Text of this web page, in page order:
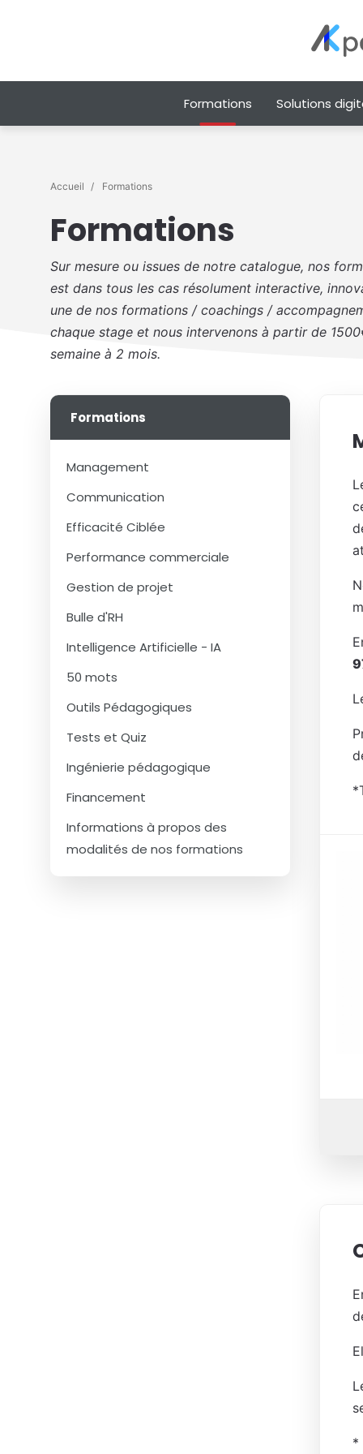
Formations Solutions
Accueil Formations
Formations
Sur mesure ou issues de notre catalogue, nos
est dans tous les cas résolument interactive,
une de nos formations / coachings /
chaque stage et nous intervenons à partir de
semaine à 2 mois.
Formations
Management
Communication
Efficacité Ciblée
Performance commerciale
Gestion de projet
Bulle d'RH
Intelligence Artificielle - IA
50 mots
Outils Pédagogiques
Tests et Quiz
Ingénierie pédagogique
Financement
Informations à propos des
modalités de nos formations
*